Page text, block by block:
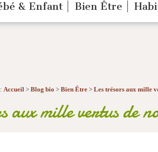
& Enfant Bien Être
Accueil > Blog bio > Bien Être > Les trésors aux mille
aux mille vertus de